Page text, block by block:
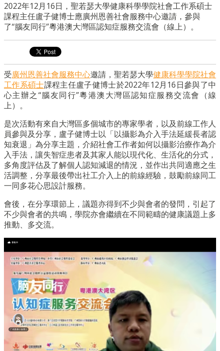
2022年12月16日，聖若瑟大學健康科學學院社會工作系碩士
課程主任盧子健博士應廣州恩善社會服務中心邀請，參與
了“腦友同行”粵港澳大灣區認知症服務交流會（線上）。
受廣州恩善社會服務中心邀請，聖若瑟大學健康科學學院社會
工作系碩士課程主任盧子健博士於2022年12月16日參與了中
心主辦之“腦友同行”粵港澳大灣區認知症服務交流會（線
上）。
是次活動有來自大灣區多個城市的專家學者，以及前線工作人
員參與及分享，盧子健博士以「以攝影為介入手法延緩長者認
知衰退」為分享主題，介紹社會工作者如何以攝影治療作為介
入手法，讓失智症患者及其家人能以現代化、生活化的分式，
多角度評估及了解個人認知減退的情況，並作出共同適應之生
活調整，分享最後帶出社工介入上的前線經驗，鼓勵前線同工
一同多花心思設計服務。
會後，在分享環節上，議題亦得到不少與會者的發問，引起了
不少與會者的共鳴，學院亦會繼續在不同範疇的健康議題上多
推動、多交流。